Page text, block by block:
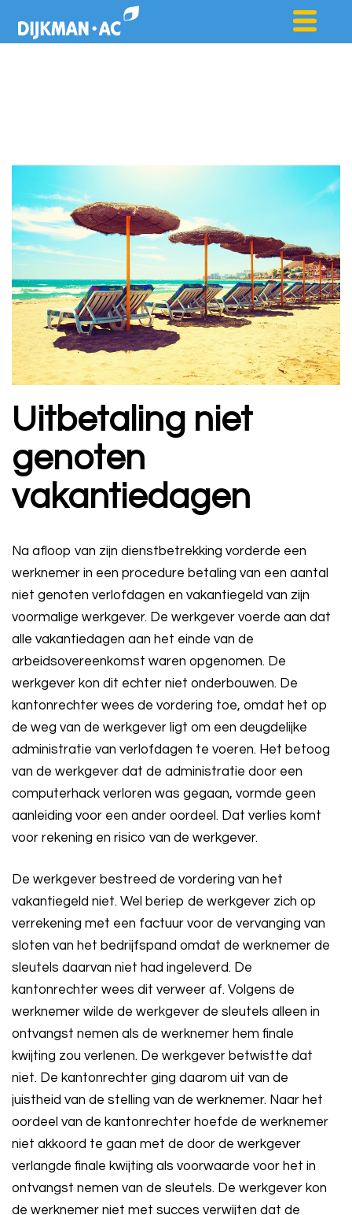
Uitbetaling niet
genoten
vakantiedagen
Na afloop van zijn dienstbetrekking vorderde een
werknemer in een procedure betaling van een aantal
niet genoten verlofdagen en vakantiegeld van zijn
voormalige werkgever. De werkgever voerde aan dat
alle vakantiedagen aan het einde van de
arbeidsovereenkomst waren opgenomen. De
werkgever kon dit echter niet onderbouwen. De
kantonrechter wees de vordering toe, omdat het op
de weg van de werkgever ligt om een deugdelijke
administratie van verlofdagen te voeren. Het betoog
van de werkgever dat de administratie door een
computerhack verloren was gegaan, vormde geen
aanleiding voor een ander oordeel. Dat verlies komt
voor rekening en risico van de werkgever.
De werkgever bestreed de vordering van het
vakantiegeld niet. Wel beriep de werkgever zich op
verrekening met een factuur voor de vervanging van
sloten van het bedrijfspand omdat de werknemer de
sleutels daarvan niet had ingeleverd. De
kantonrechter wees dit verweer af. Volgens de
werknemer wilde de werkgever de sleutels alleen in
ontvangst nemen als de werknemer hem finale
kwijting zou verlenen. De werkgever betwistte dat
niet. De kantonrechter ging daarom uit van de
juistheid van de stelling van de werknemer. Naar het
oordeel van de kantonrechter hoefde de werknemer
niet akkoord te gaan met de door de werkgever
verlangde finale kwijting als voorwaarde voor het in
ontvangst nemen van de sleutels. De werkgever kon
de werknemer niet met succes verwijten dat de